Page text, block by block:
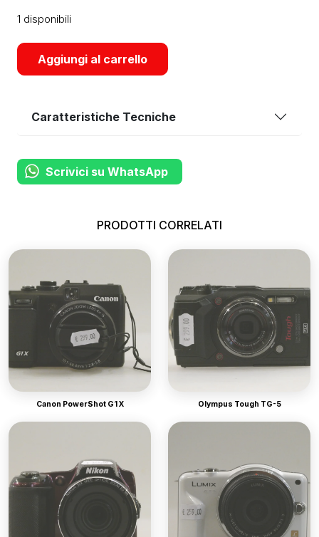
1 disponibili
Aggiungi al carrello
Caratteristiche Tecniche
Scrivici su WhatsApp
PRODOTTI CORRELATI
Canon PowerShot G1 X Olympus Tough TG-5